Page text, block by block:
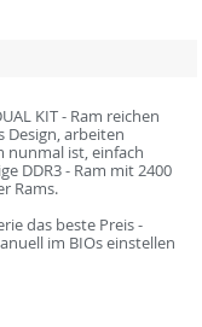
KIT - Ram reichen
Design, arbeiten
nunmal ist, einfach
DDR3 - Ram mit 2400
Rams.
das beste Preis -
im BIOs einstellen